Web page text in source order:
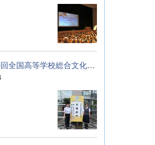
す。 &nbsp;
なお、本
今年度、群馬
育委員会から
第50回全国高等学校総合文化祭「音楽部」のご報告